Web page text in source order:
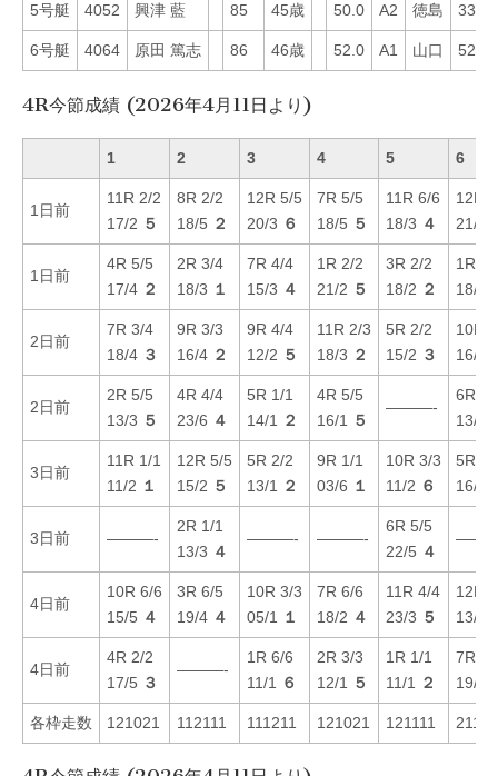
5号艇 4052 興津 藍 85 45歳 50.0 A2 徳島 33
6号艇 4064 原田 篤志 86 46歳 52.0 A1 山口 52
4R今節成績 (2026年4月11日より)
1 2 3 4 5 6
1日前
11R 2/2
17/2 ５
8R 2/2
18/5 ２
12R 5/5
20/3 ６
7R 5/5
18/5 ５
11R 6/6
18/3 ４
12R
21/4
1日前
4R 5/5
17/4 ２
2R 3/4
18/3 １
7R 4/4
15/3 ４
1R 2/2
21/2 ５
3R 2/2
18/2 ２
1R 1/
18/1
2日前
7R 3/4
18/4 ３
9R 3/3
16/4 ２
9R 4/4
12/2 ５
11R 2/3
18/3 ２
5R 2/2
15/2 ３
10R
16/4
2日前
2R 5/5
13/3 ５
4R 4/4
23/6 ４
5R 1/1
14/1
２
4R 5/5
16/1
５
———-
6R 4/
13/4
3日前
11R 1/1
11/2 １
12R 5/5
15/2 ５
5R 2/2
13/1
２
9R 1/1
03/6 １
10R 3/3
11/2 ６
5R 1/
16/2
3日前 ———-
2R 1/1
13/3 ４
———- ———-
6R 5/5
22/5 ４
4日前
10R 6/6
15/5 ４
3R 6/5
19/4 ４
10R 3/3
05/1
１
7R 6/6
18/2 ４
11R 4/4
23/3 ５
12R
13/4
4日前
4R 2/2
17/5 ３
———-
1R 6/6
11/1
６
2R 3/3
12/1
５
1R 1/1
11/1
２
7R 5/
19/4
各枠走数 121021 112111 111211 121021 121111